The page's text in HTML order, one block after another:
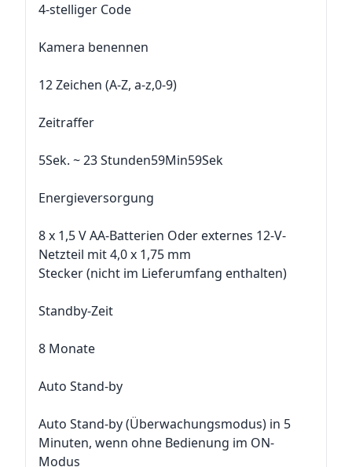
4-stelliger Code
Kamera benennen
12 Zeichen (A-Z, a-z,0-9)
Zeitraffer
5Sek. ~ 23 Stunden59Min59Sek
Energieversorgung
8 x 1,5 V AA-Batterien Oder externes 12-V-
Netzteil mit 4,0 x 1,75 mm
Stecker (nicht im Lieferumfang enthalten)
Standby-Zeit
8 Monate
Auto Stand-by
Auto Stand-by (Überwachungsmodus) in 5
Minuten, wenn ohne Bedienung im ON-
Modus